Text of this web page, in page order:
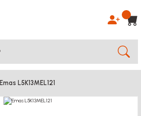
Emas L5K13MEL121